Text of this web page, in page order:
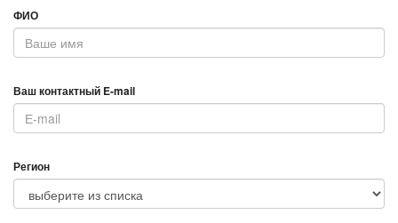
ФИО
аш контактный E-mail
Регион